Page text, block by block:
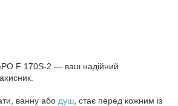
F 170S-2 — ваш надійний
ванну або душ , стає перед кожним із